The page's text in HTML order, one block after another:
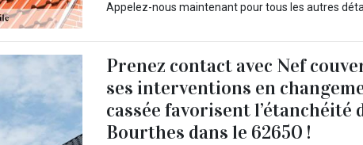
Appelez-nous maintenant pour tous les autres
Prenez contact avec Nef
ses interventions en
cassée favorisent l’étanchéité
Bourthes dans le 62650 !